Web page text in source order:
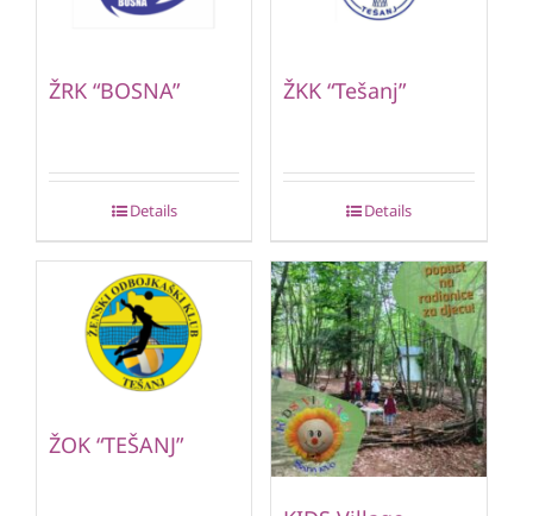
ŽRK “BOSNA”
Details
ŽKK “Tešanj”
Details
ŽOK “TEŠANJ”